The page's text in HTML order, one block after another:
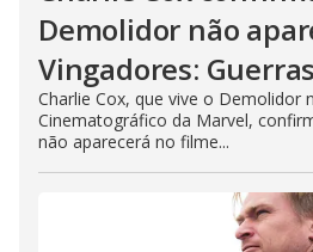
Demolidor não
Vingadores:
Charlie Cox, que vive o Demolidor
Cinematográfico da Marvel,
não aparecerá no filme...